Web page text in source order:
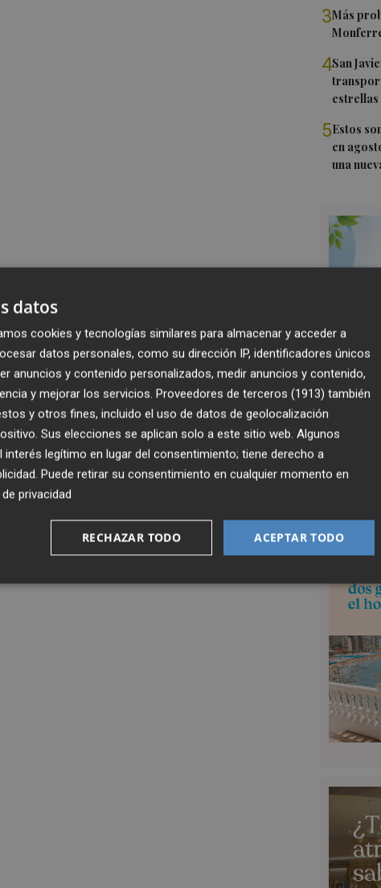
3Más
4San
estrellas
5Estos
en
una
datos
cookies y tecnologías similares para almacenar y acceder a
datos personales, como su dirección IP, identificadores únicos
anuncios y contenido personalizados, medir anuncios y contenido,
y mejorar los servicios. Proveedores de terceros (1913) también
y otros fines, incluido el uso de datos de geolocalización
Sus elecciones se aplican solo a este sitio web. Algunos
interés legítimo en lugar del consentimiento; tiene derecho a
. Puede retirar su consentimiento en cualquier momento en
privacidad
ACEPTAR TODO
RECHAZAR TODO